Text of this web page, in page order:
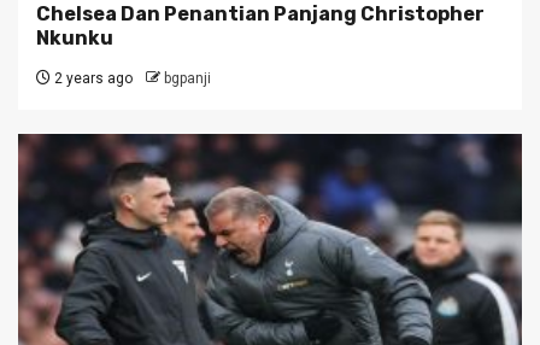
Chelsea Dan Penantian Panjang Christopher
Nkunku
2 years ago bgpanji